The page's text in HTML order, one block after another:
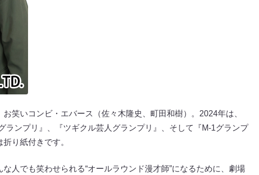
笑いコンビ・エバース（佐々木隆史、町田和樹）。2024年は、
ランプリ』、『ツギクル芸人グランプリ』、そして『M-1グランプ
り紙付きです。
人でも笑わせられる“オールラウンド漫才師”になるために、劇場